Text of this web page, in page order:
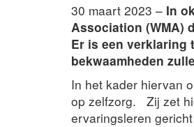
30 maart 2023 – In
Association (WMA)
Er is een verklaring
bekwaamheden
In het kader hiervan
op zelfzorg. Zij zet
ervaringsleren